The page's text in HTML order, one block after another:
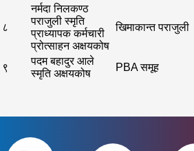
८
नर्मदा निलकण्ठ
पराजुली स्मृति
प्राध्यापक कर्मचारी
प्रोत्साहन अक्षयकोष
खिमाकान्त पराजुली
९
पदम बहादुर आले
स्मृति अक्षयकोष
PBA समूह